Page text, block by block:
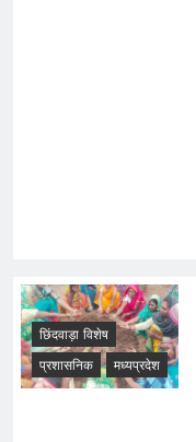
छिंदवाड़ा विशेष
प्रशासनिक
मध्यप्रदेश